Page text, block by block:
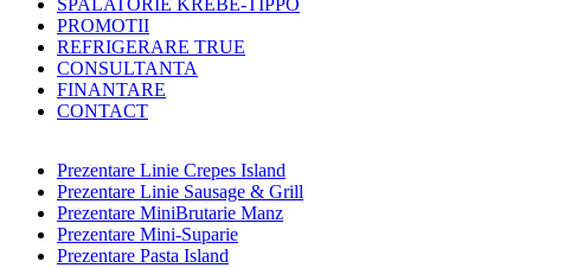
SPALATORIE KREBE-TIPPO
PROMOTII
REFRIGERARE TRUE
CONSULTANTA
FINANTARE
CONTACT
Prezentare Linie Crepes Island
Prezentare Linie Sausage & Grill
Prezentare MiniBrutarie Manz
Prezentare Mini-Suparie
Prezentare Pasta Island